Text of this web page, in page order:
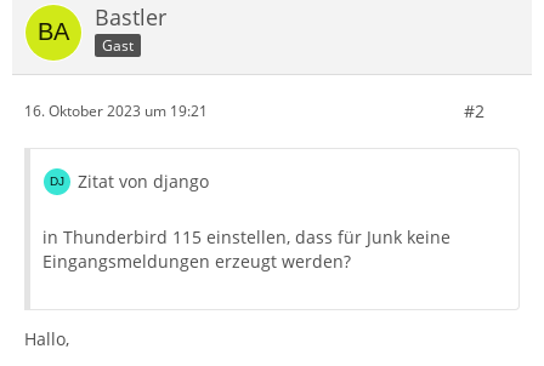
Bastler
Gast
16. Oktober 2023 um 19:21 #2
Zitat von django
in Thunderbird 115 einstellen, dass für Junk keine
Eingangsmeldungen erzeugt werden?
Hallo,